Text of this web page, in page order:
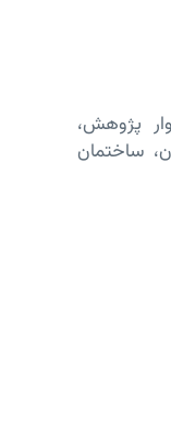
پژوهش،
ساختمان